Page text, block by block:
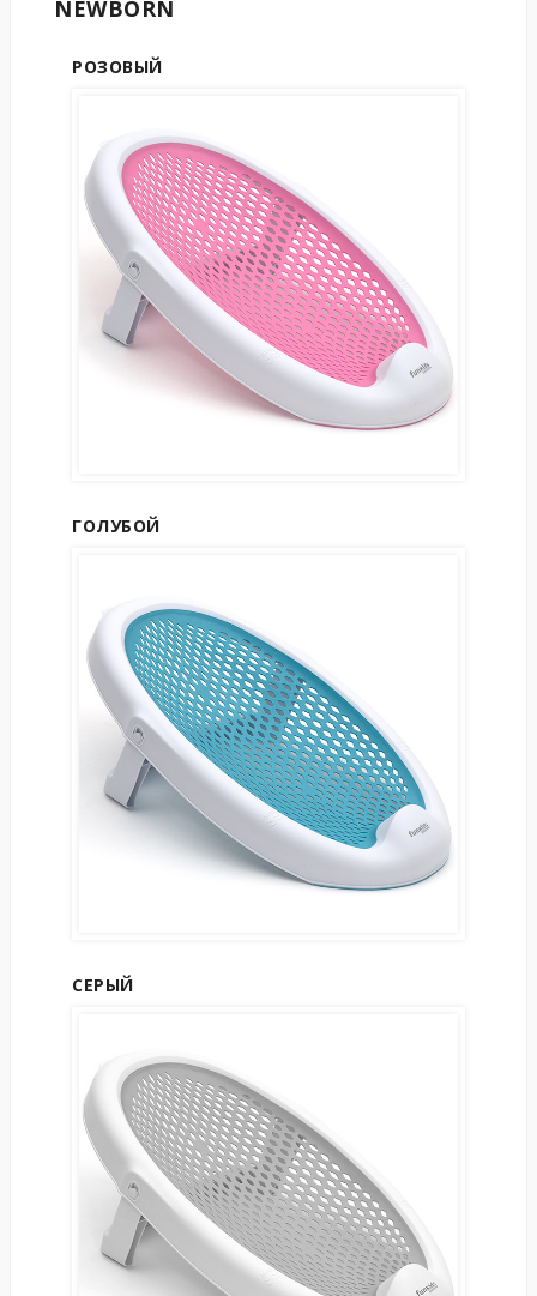
NEWBORN
РОЗОВЫЙ
ГОЛУБОЙ
СЕРЫЙ